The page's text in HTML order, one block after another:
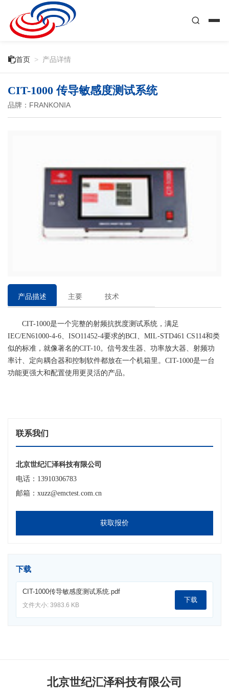
首页 > 产品详情
CIT-1000 传导敏感度测试系统
品牌：FRANKONIA
产品描述
主要
技术
CIT-1000是一个完整的射频抗扰度测试系统，满足
IEC/EN61000-4-6、ISO11452-4要求的BCI、MIL-STD461 CS114和类
似的标准，就像著名的CIT-10。信号发生器、功率放大器、射频功
率计、定向耦合器和控制软件都放在一个机箱里。CIT-1000是一台
功能更强大和配置使用更灵活的产品。
联系我们
北京世纪汇泽科技有限公司
电话：13910306783
邮箱：xuzz@emctest.com.cn
获取报价
下载
CIT-1000传导敏感度测试系统.pdf
文件大小: 3983.6 KB
下载
北京世纪汇泽科技有限公司